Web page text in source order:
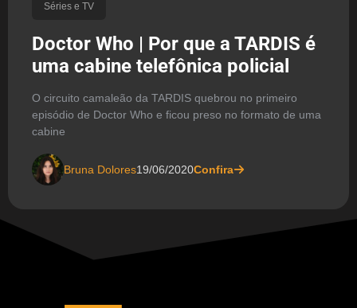
Séries e TV
Doctor Who | Por que a TARDIS é
uma cabine telefônica policial
O circuito camaleão da TARDIS quebrou no primeiro
episódio de Doctor Who e ficou preso no formato de uma
cabine
Bruna Dolores19/06/2020Confira